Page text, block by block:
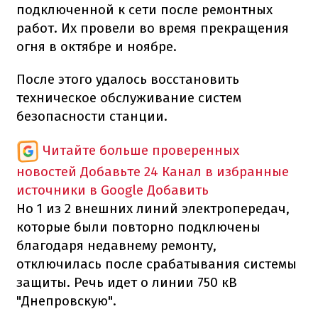
подключенной к сети после ремонтных
работ. Их провели во время прекращения
огня в октябре и ноябре.
После этого удалось восстановить
техническое обслуживание систем
безопасности станции.
Читайте больше проверенных
новостей Добавьте 24 Канал в избранные
источники в Google Добавить
Но 1 из 2 внешних линий электропередач,
которые были повторно подключены
благодаря недавнему ремонту,
отключилась после срабатывания системы
защиты. Речь идет о линии 750 кВ
"Днепровскую".